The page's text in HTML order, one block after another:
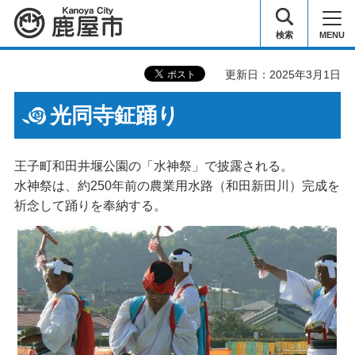
鹿屋市 検索 MENU
更新日：2025年3月1日
光同寺鉦踊り
王子町和田井堰公園の「水神祭」で披露される。
水神祭は、約250年前の農業用水路（和田新田川）完成を
祈念して踊りを奉納する。